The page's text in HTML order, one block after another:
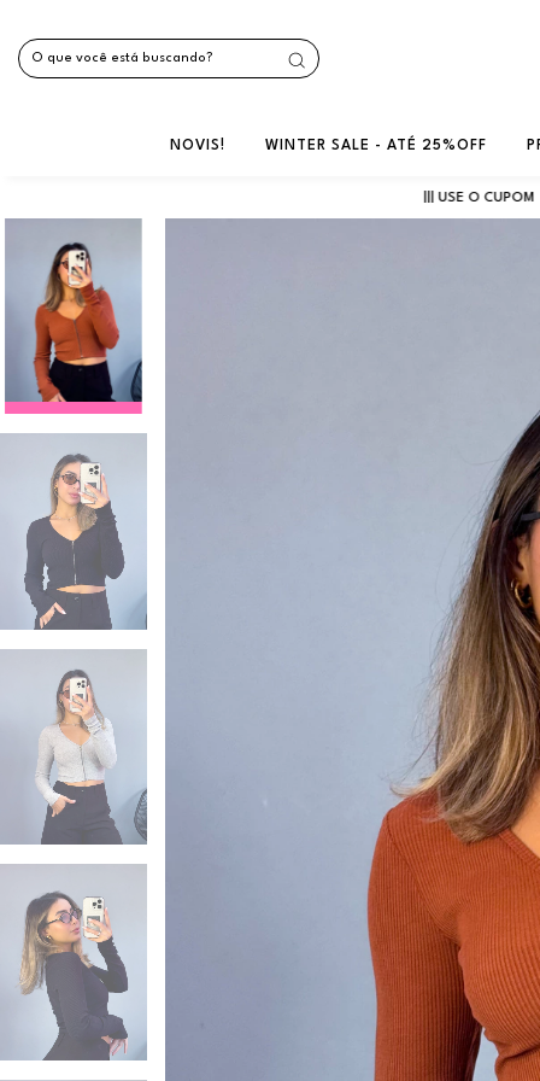
NOVIS! WINTER SALE - ATÉ 25%OFF
"USEBW" E